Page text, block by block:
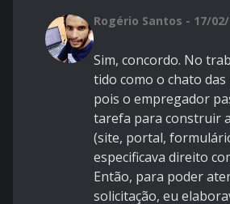
Rogério Santos - 17/02/
Sim, concordo. No
tido como o chato
pois o empregador
tarefa para construir
(site, portal,
especificava direito
Então, para poder
solicitação, eu